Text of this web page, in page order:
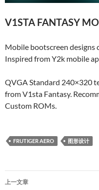
V1STA FANTASY
Mobile bootscreen designs
Inspired from Y2k mobile
QVGA Standard 240×320
from V1sta Fantasy.
Custom ROMs.
FRUTIGER AERO 图形设计
文
上一文章